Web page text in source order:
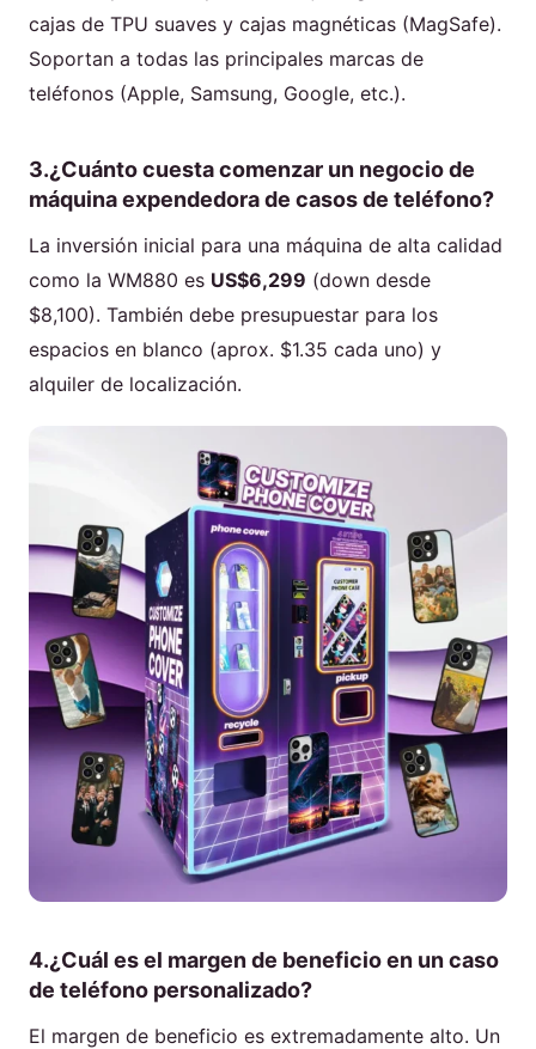
cajas de TPU suaves y cajas magnéticas (MagSafe).
Soportan a todas las principales marcas de
teléfonos (Apple, Samsung, Google, etc.).
3.¿Cuánto cuesta comenzar un negocio de
máquina expendedora de casos de teléfono?
La inversión inicial para una máquina de alta calidad
como la WM880 es US$6,299 (down desde
$8,100). También debe presupuestar para los
espacios en blanco (aprox. $1.35 cada uno) y
alquiler de localización.
4.¿Cuál es el margen de beneficio en un caso
de teléfono personalizado?
El margen de beneficio es extremadamente alto. Un